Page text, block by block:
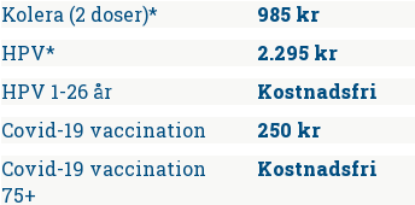
Kolera (2 doser)*
985 kr
HPV*
2.295 kr
HPV 1-26 år
Kostnadsfri
Covid-19 vaccination
250 kr
Covid-19 vaccination
75+
Kostnadsfri